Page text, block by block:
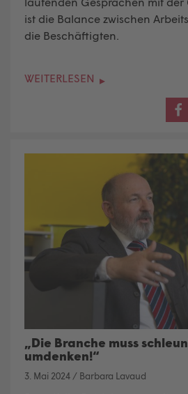
ist die Balance zwischen
die Beschäftigten.
WEITERLESEN
„Die Branche muss
umdenken!“
3. Mai 2024 / Barbara Lavaud